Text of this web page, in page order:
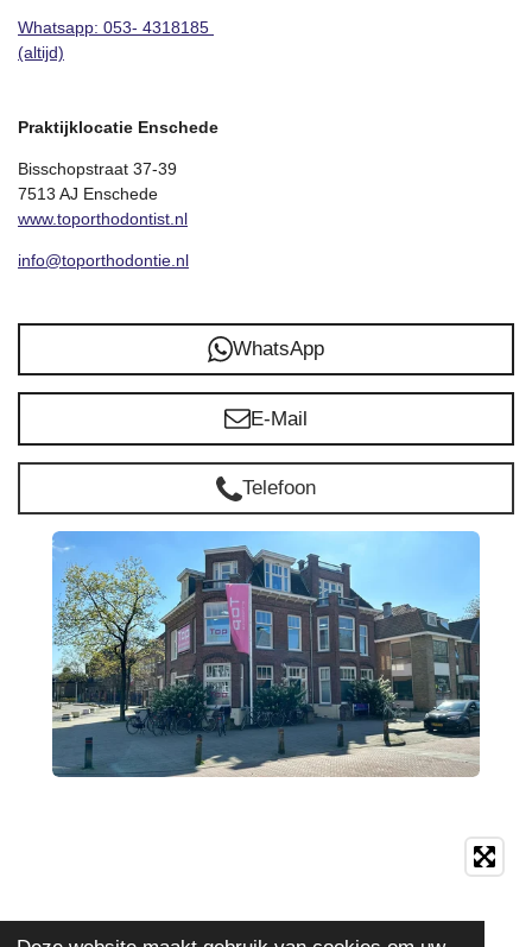
Whatsapp: 053- 4318185
(altijd)
Praktijklocatie Enschede
Bisschopstraat 37-39
7513 AJ Enschede
www.toporthodontist.nl
info@toporthodontie.nl
WhatsApp
E-Mail
Telefoon